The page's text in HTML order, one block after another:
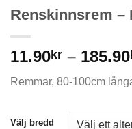
Renskinnsrem –
11.90kr – 185.90
Remmar, 80-100cm
Välj bredd